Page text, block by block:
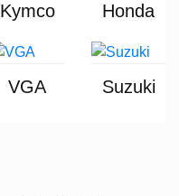
Kymco Honda
VGA Suzuki